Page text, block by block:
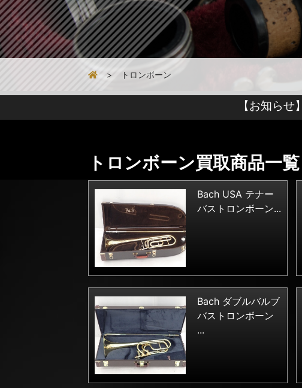
トロンボーン
【お知ら
トロンボーン買取商品一覧
Bach USA テナー
バストロンボーン...
Bach ダブルバルブ
バストロンボーン
...